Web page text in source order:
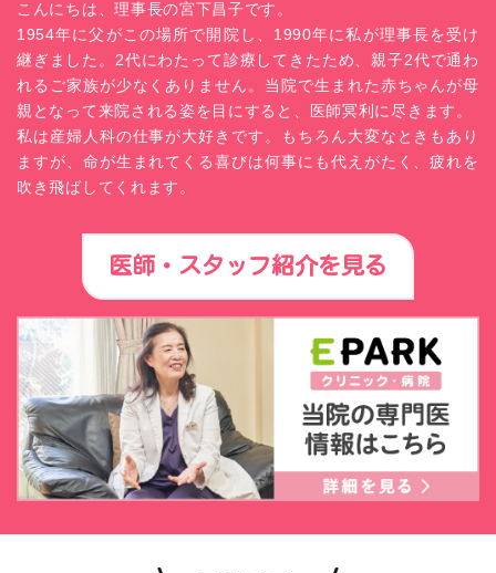
こんにちは、理事長の宮下昌子です。
1954年に父がこの場所で開院し、1990年に私が理事長を受け
継ぎました。2代にわたって診療してきたため、親子2代で通わ
れるご家族が少なくありません。当院で生まれた赤ちゃんが母
親となって来院される姿を目にすると、医師冥利に尽きます。
私は産婦人科の仕事が大好きです。もちろん大変なときもあり
ますが、命が生まれてくる喜びは何事にも代えがたく、疲れを
吹き飛ばしてくれます。
医師・スタッフ紹介を見る